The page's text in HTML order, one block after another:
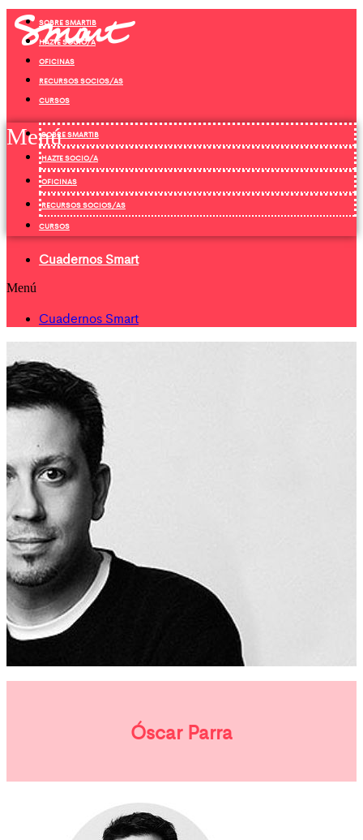
Ir
contenido
SOBRE SMARTIB
HAZTE SOCIO/A
OFICINAS
RECURSOS SOCIOS/AS
CURSOS
MenúSOBRE SMARTIB
HAZTE SOCIO/A
OFICINAS
RECURSOS SOCIOS/AS
CURSOS
Cuadernos Smart
Menú
Cuadernos Smart
Óscar Parra